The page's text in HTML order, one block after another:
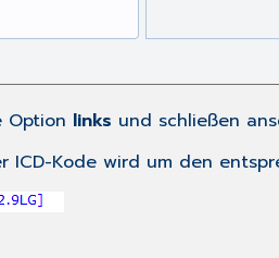
Option links und schließen
Kode wird um den